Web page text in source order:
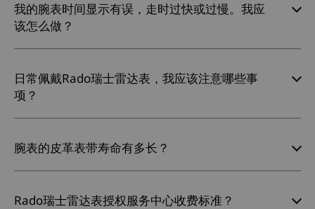
我的腕表时间显示有误，走时过快或过慢。我应
该怎么做？
日常佩戴Rado瑞士雷达表，我应该注意哪些事
项？
腕表的皮革表带寿命有多长？
Rado瑞士雷达表授权服务中心收费标准？